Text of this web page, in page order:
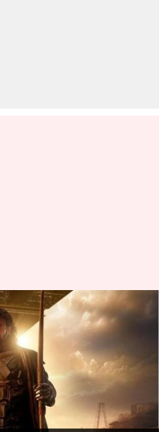
రిలీజ్ కాకముందే
సంగీత
am